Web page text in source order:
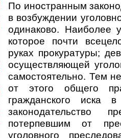
По иностранным
в возбуждении
одинаково. Наиболее
которое почти
руках прокуратуры;
осуществляющей
самостоятельно. Тем
от этого общего
гражданского иска
законодательство
потерпевшим от
уголовного